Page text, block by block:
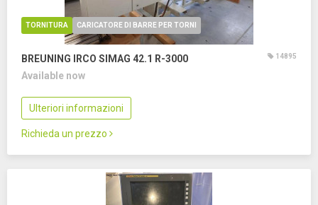
TORNITURA CARICATORE DI BARRE PER TORNI
BREUNING IRCO SIMAG 42.1 R-3000 14895
Available now
Ulteriori informazioni
Richieda un prezzo